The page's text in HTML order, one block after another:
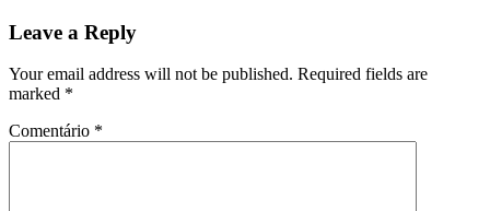
Leave a Reply
Your email address will not be published. Required fields are
marked *
Comentário *